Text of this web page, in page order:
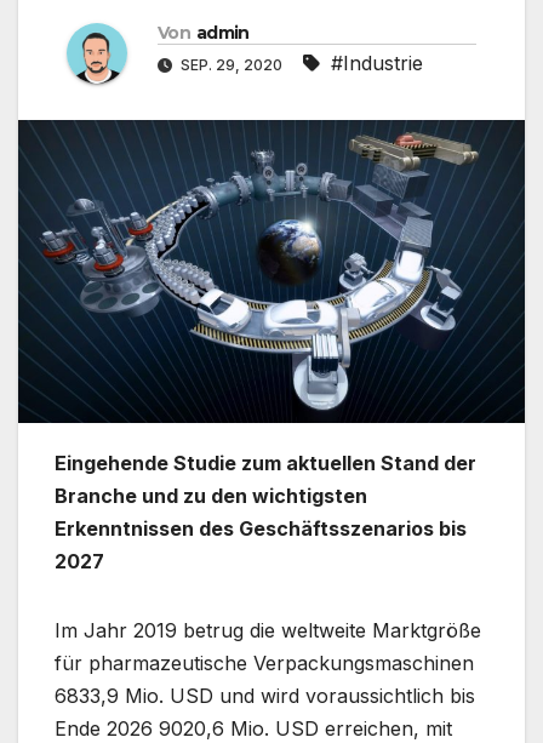
Von admin
SEP. 29, 2020 #Industrie
Eingehende Studie zum aktuellen Stand der
Branche und zu den wichtigsten
Erkenntnissen des Geschäftsszenarios bis
2027
Im Jahr 2019 betrug die weltweite Marktgröße
für pharmazeutische Verpackungsmaschinen
6833,9 Mio. USD und wird voraussichtlich bis
Ende 2026 9020,6 Mio. USD erreichen, mit